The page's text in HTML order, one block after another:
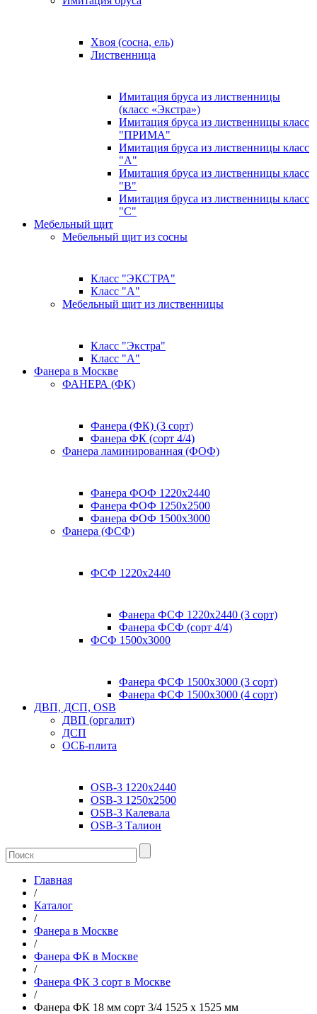
Хвоя (сосна, ель)
Лиственница
Имитация бруса из лиственницы
(класс «Экстра»)
Имитация бруса из лиственницы класс
"ПРИМА"
Имитация бруса из лиственницы класс
"А"
Имитация бруса из лиственницы класс
"B"
Имитация бруса из лиственницы класс
"C"
Мебельный щит
Мебельный щит из сосны
Класс "ЭКСТРА"
Класс "А"
Мебельный щит из лиственницы
Класс "Экстра"
Класс "А"
Фанера в Москве
ФАНЕРА (ФК)
Фанера (ФК) (3 сорт)
Фанера ФК (сорт 4/4)
Фанера ламинированная (ФОФ)
Фанера ФОФ 1220x2440
Фанера ФОФ 1250x2500
Фанера ФОФ 1500x3000
Фанера (ФСФ)
ФСФ 1220х2440
Фанера ФСФ 1220х2440 (3 сорт)
Фанера ФСФ (сорт 4/4)
ФСФ 1500х3000
Фанера ФСФ 1500х3000 (3 сорт)
Фанера ФСФ 1500х3000 (4 сорт)
ДВП, ДСП, OSB
ДВП (оргалит)
ДСП
ОСБ-плита
OSB-3 1220х2440
OSB-3 1250х2500
OSB-3 Калевала
OSB-3 Талион
Главная
/
Каталог
/
Фанера в Москве
/
Фанера ФК в Москве
/
Фанера ФК 3 сорт в Москве
/
Фанера ФК 18 мм сорт 3/4 1525 х 1525 мм